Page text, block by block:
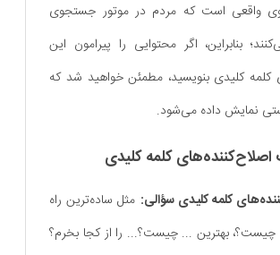
واقعی است که مردم در موتور جستجوی
بنابراین، اگر محتوایی را پیرامون این
کلمه کلیدی بنویسید، مطمئن خواهید شد که
نمایش داده می‌شود.
اصلاح‌کننده‌های کلمه کلیدی
کلمه کلیدی سؤالی: مثل ساده‌ترین راه
چیست؟، بهترین ... چیست؟... را از کجا بخرم؟